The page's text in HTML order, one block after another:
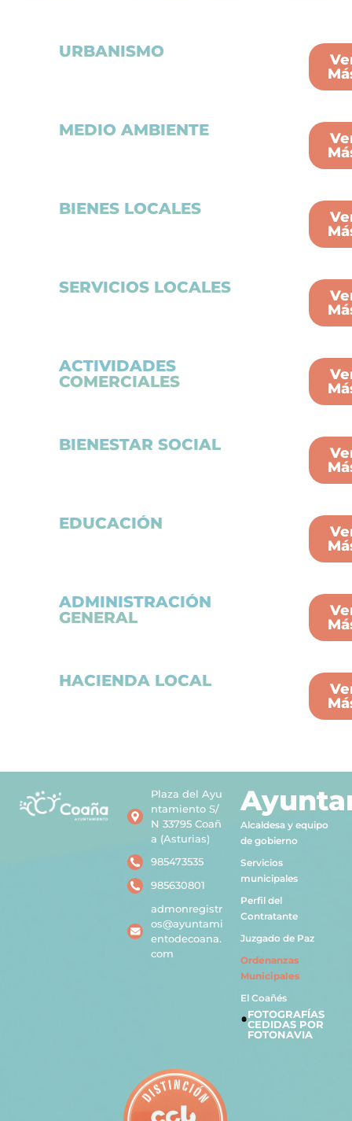
URBANISMO
MEDIO AMBIENTE
BIENES LOCALES
SERVICIOS LOCALES
ACTIVIDADES
COMERCIALES
BIENESTAR SOCIAL
EDUCACIÓN
ADMINISTRACIÓN
GENERAL
HACIENDA LOCAL
Plaza del Ayu
ntamiento S/
N 33795 Coañ
a (Asturias)
985473535
985630801
admonregistr
os@ayuntami
entodecoana.
com
Alcaldesa y equipo
de gobierno
Servicios
municipales
Perfil del
Contratante
Juzgado de Paz
Ordenanzas
Municipales
El Coañés
FOTOGRAFÍAS
CEDIDAS POR
FOTONAVIA